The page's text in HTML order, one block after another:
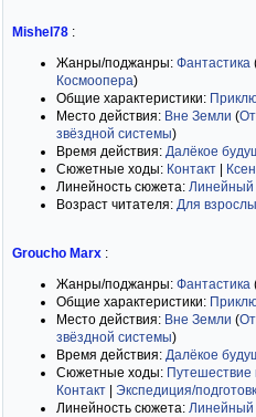
Mishel78 :
Жанры/поджанры: Фантастика
Космоопера)
Общие характеристики:
Место действия: Вне Земли (
звёздной системы)
Время действия: Далёкое
Сюжетные ходы: Контакт
Линейность сюжета: Линейный
Возраст читателя: Для
Groucho Marx :
Жанры/поджанры: Фантастика
Общие характеристики:
Место действия: Вне Земли (
звёздной системы)
Время действия: Далёкое
Сюжетные ходы: Путешествие
Контакт
Экспедиция/
Линейность сюжета: Линейный